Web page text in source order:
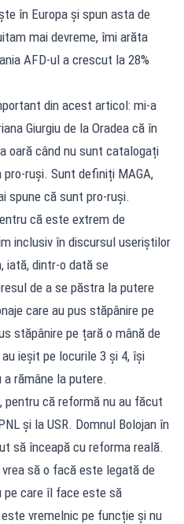
în Europa și spun asta de
mai devreme, îmi arăta
AFD-ul a crescut la 28%
din acest articol: mi-a
Giurgiu de la Oradea că în
oară când nu sunt catalogați
pro-ruși. Sunt definiți MAGA,
spune că sunt pro-ruși.
că este extrem de
inclusiv în discursul useriștilor
iată, dintr-o dată se
de a se păstra la putere
care au pus stăpânire pe
stăpânire pe țară o mână de
ieșit pe locurile 3 și 4, își
rămâne la putere.
pentru că reformă nu au făcut
și la USR. Domnul Bolojan în
să înceapă cu reforma reală.
să o facă este legată de
pe care îl face este să
vremelnic pe funcție și nu